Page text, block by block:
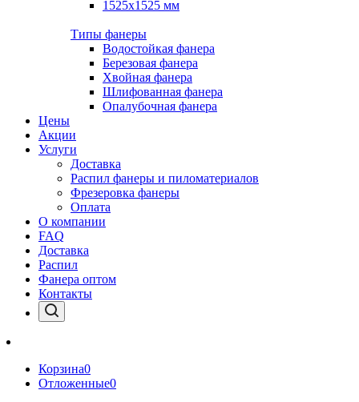
1525х1525 мм
Типы фанеры
Водостойкая фанера
Березовая фанера
Хвойная фанера
Шлифованная фанера
Опалубочная фанера
Цены
Акции
Услуги
Доставка
Распил фанеры и пиломатериалов
Фрезеровка фанеры
Оплата
О компании
FAQ
Доставка
Распил
Фанера оптом
Контакты
Корзина0
Отложенные0